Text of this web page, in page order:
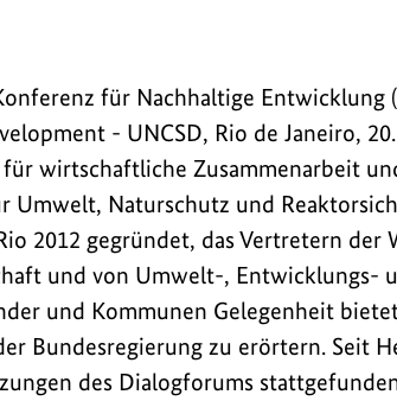
für Nachhaltige Entwicklung
- UNCSD, Rio de Janeiro,
wirtschaftliche Zusammenarbeit
Umwelt, Naturschutz und
2012 gegründet, das Vertretern der
und von Umwelt-, Entwicklungs-
und Kommunen Gelegenheit
Bundesregierung zu erörtern. Seit
des Dialogforums